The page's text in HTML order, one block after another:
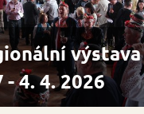
výstava
- 4. 4. 2026